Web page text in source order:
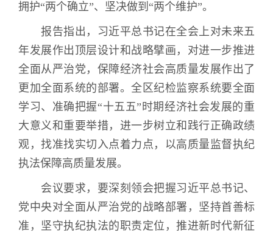
拥护“两个确立”、坚决做到“两个维护”。
报告指出，习近平总书记在全会上对未来五
年发展作出顶层设计和战略擘画，对进一步推进
全面从严治党，保障经济社会高质量发展作出了
更加全面系统的部署。全区纪检监察系统要全面
学习、准确把握“十五五”时期经济社会发展的重
大意义和重要举措，进一步树立和践行正确政绩
观，找准找实切入点着力点，以高质量监督执纪
执法保障高质量发展。
会议要求，要深刻领会把握习近平总书记、
党中央对全面从严治党的战略部署，坚持首善标
准，坚守执纪执法的职责定位，推进新时代新征